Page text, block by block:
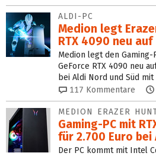
ALDI-PC
Medion legt
RTX 4090 neu auf
Medion legt den
GeForce RTX 4090 neu
bei Aldi Nord und Süd mit
117 Kommentare
MEDION ERAZER
Gaming-PC mit
für 2.700 Euro bei
Der PC kommt mit Intel